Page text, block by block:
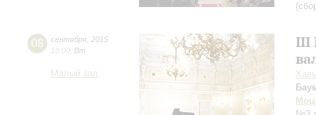
08 сентября 2015
19:00 Вт
Малый зал
III